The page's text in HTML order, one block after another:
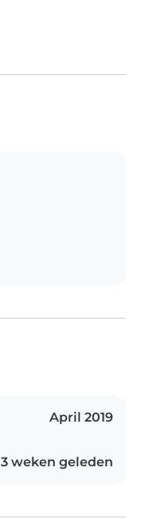
April 2019
3 weken geleden